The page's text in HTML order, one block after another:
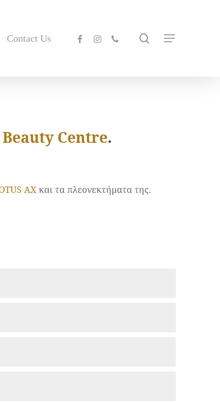
Contact Us facebookinstagram
phone search
Menu
Centre.
AX και τα πλεονεκτήματα της.